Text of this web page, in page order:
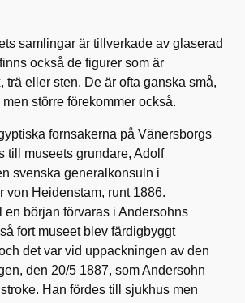
samlingar är tillverkade av glaserad
också de figurer som är
trä eller sten. De är ofta ganska små,
större förekommer också.
fornsakerna på Vänersborgs
till museets grundare, Adolf
svenska generalkonsuln i
von Heidenstam, runt 1886.
en början förvaras i Andersohns
fort museet blev färdigbyggt
det var vid uppackningen av den
den 20/5 1887, som Andersohn
Han fördes till sjukhus men